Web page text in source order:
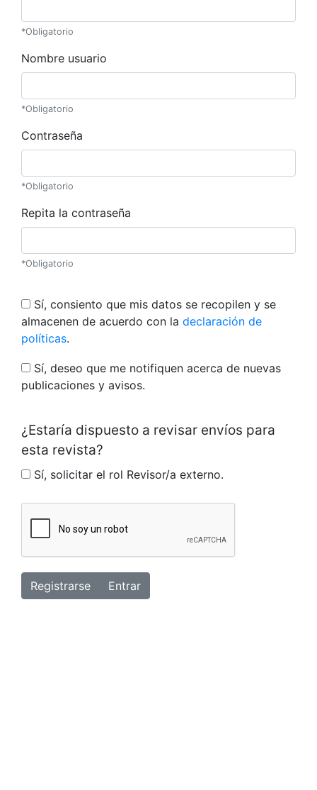
*Obligatorio
Nombre usuario
*Obligatorio
Contraseña
*Obligatorio
Repita la contraseña
*Obligatorio
almacenen de acuerdo con la declaración de
políticas.
publicaciones y avisos.
¿Estaría dispuesto a revisar envíos para
esta revista?
Sí, solicitar el rol Revisor/a externo.
Registrarse Entrar